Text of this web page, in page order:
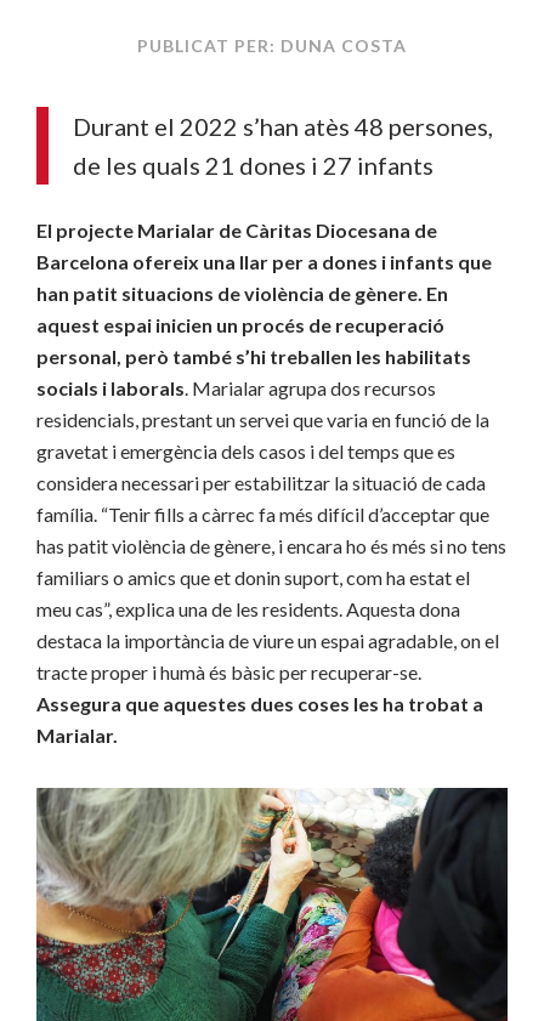
PUBLICAT PER: DUNA COSTA
Durant el 2022 s’han atès 48 persones,
de les quals 21 dones i 27 infants
El projecte Marialar de Càritas Diocesana de
Barcelona ofereix una llar per a dones i infants que
han patit situacions de violència de gènere. En
aquest espai inicien un procés de recuperació
personal, però també s’hi treballen les habilitats
socials i laborals. Marialar agrupa dos recursos
residencials, prestant un servei que varia en funció de la
gravetat i emergència dels casos i del temps que es
considera necessari per estabilitzar la situació de cada
família. “Tenir fills a càrrec fa més difícil d’acceptar que
has patit violència de gènere, i encara ho és més si no tens
familiars o amics que et donin suport, com ha estat el
meu cas”, explica una de les residents. Aquesta dona
destaca la importància de viure un espai agradable, on el
tracte proper i humà és bàsic per recuperar-se.
Assegura que aquestes dues coses les ha trobat a
Marialar.